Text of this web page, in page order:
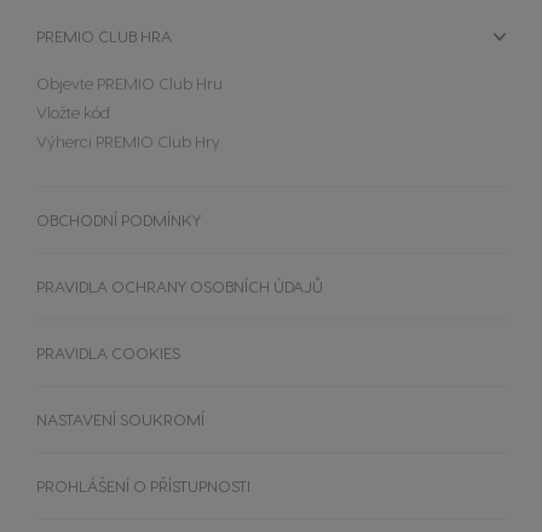
Zopakovat objednávku
Srovnávač kávovarů
AKČNÍ NABÍDKY %
PREMIO CLUB HRA
Objevte PREMIO Club Hru
Vložte kód
Výherci PREMIO Club Hry
OBCHODNÍ PODMÍNKY
PRAVIDLA OCHRANY OSOBNÍCH ÚDAJŮ
PRAVIDLA COOKIES
NASTAVENÍ SOUKROMÍ
PROHLÁŠENÍ O PŘÍSTUPNOSTI